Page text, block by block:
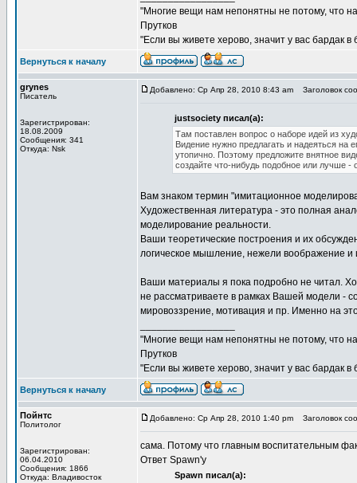
"Многие вещи нам непонятны не потому, что
Прутков
"Если вы живете херово, значит у вас бардак
Вернуться к началу
grynes
Писатель
Зарегистрирован:
18.08.2009
Сообщения: 341
Откуда: Nsk
Добавлено: Ср Апр 28, 2010 8:43 am Заголовок
justsociety писал(а):
Там поставлен вопрос о наборе идей из
Видение нужно предлагать и надеяться на
утопично. Поэтому предложите внятное
создайте что-нибудь подобное или лучше -
Вам знаком термин "имитационное
Художественная литература - это полная
моделирование реальности.
Ваши теоретические построения и их
логическое мышление, нежели воображение и
Ваши материалы я пока подробно не читал.
не рассматриваете в рамках Вашей модели -
мировоззрение, мотивация и пр. Именно на
"Многие вещи нам непонятны не потому, что
Прутков
"Если вы живете херово, значит у вас бардак
Вернуться к началу
Пойнтс
Политолог
Зарегистрирован:
06.04.2010
Сообщения: 1866
Откуда: Владивосток
Добавлено: Ср Апр 28, 2010 1:40 pm Заголовок
сама. Потому что главным воспитательным
Ответ Spawn'у
Spawn писал(а):